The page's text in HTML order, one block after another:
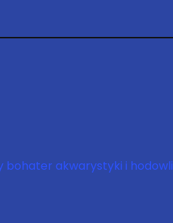
bohater akwarystyki i hodowli